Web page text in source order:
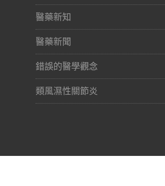
醫藥新知
醫藥新聞
錯誤的醫學觀念
類風濕性關節炎